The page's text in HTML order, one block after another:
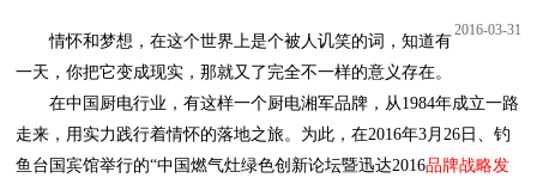
2016-03-31
一天，你把它变成现实，那就又了完全不一样的意义存在。
鱼台国宾馆举行的“中国燃气灶绿色创新论坛暨迅达2016